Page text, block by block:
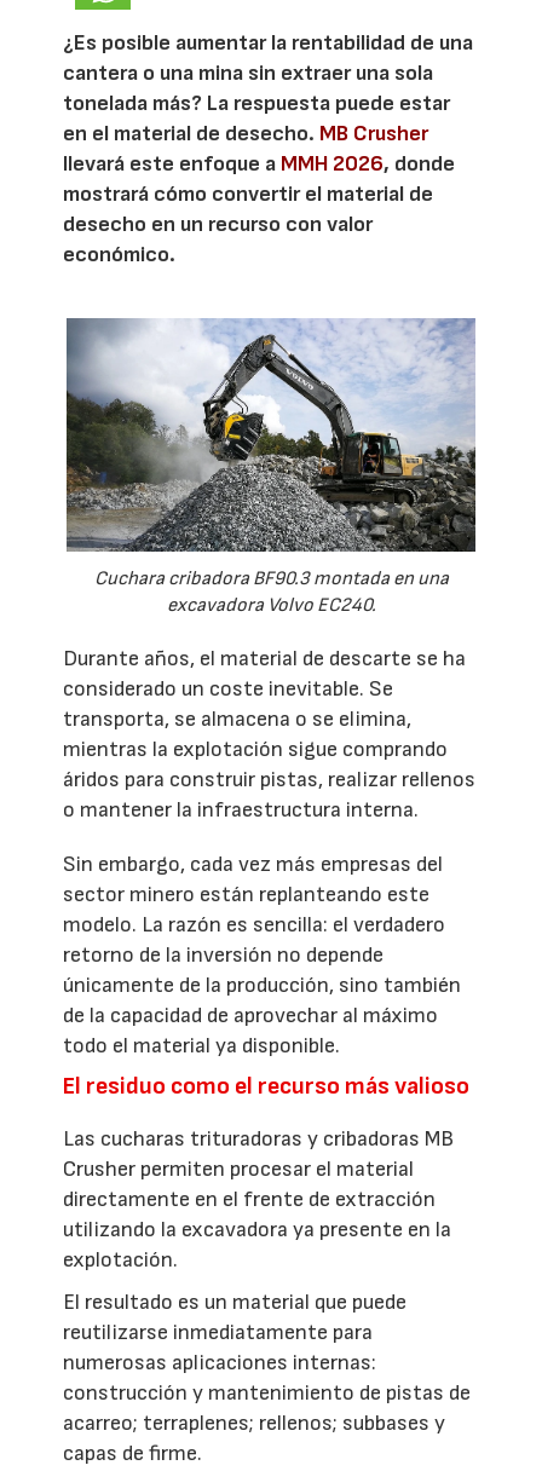
¿Es posible aumentar la rentabilidad de una
cantera o una mina sin extraer una sola
tonelada más? La respuesta puede estar
en el material de desecho. MB Crusher
llevará este enfoque a MMH 2026, donde
mostrará cómo convertir el material de
desecho en un recurso con valor
económico.
Cuchara cribadora BF90.3 montada en una
excavadora Volvo EC240.
Durante años, el material de descarte se ha
considerado un coste inevitable. Se
transporta, se almacena o se elimina,
mientras la explotación sigue comprando
áridos para construir pistas, realizar rellenos
o mantener la infraestructura interna.
Sin embargo, cada vez más empresas del
sector minero están replanteando este
modelo. La razón es sencilla: el verdadero
retorno de la inversión no depende
únicamente de la producción, sino también
de la capacidad de aprovechar al máximo
todo el material ya disponible.
El residuo como el recurso más valioso
Las cucharas trituradoras y cribadoras MB
Crusher permiten procesar el material
directamente en el frente de extracción
utilizando la excavadora ya presente en la
explotación.
El resultado es un material que puede
reutilizarse inmediatamente para
numerosas aplicaciones internas:
construcción y mantenimiento de pistas de
acarreo; terraplenes; rellenos; subbases y
capas de firme.